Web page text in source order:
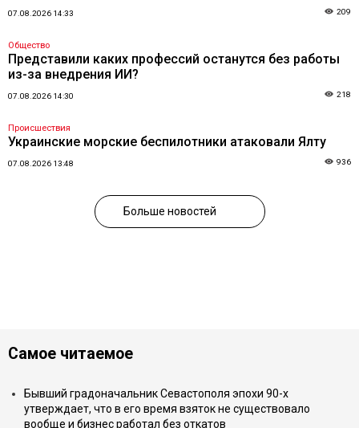
07.08.2026 14:33 209
Общество
Представили каких профессий останутся без работы
из-за внедрения ИИ?
07.08.2026 14:30 218
Происшествия
Украинские морские беспилотники атаковали Ялту
07.08.2026 13:48 936
Больше новостей
Самое читаемое
Бывший градоначальник Севастополя эпохи 90-х
утверждает, что в его время взяток не существовало
вообще и бизнес работал без откатов